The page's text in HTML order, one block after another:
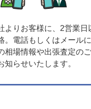
よりお客様に、2営業日
。電話もしくはメールに
相場情報や出張査定の
知らせいたします。